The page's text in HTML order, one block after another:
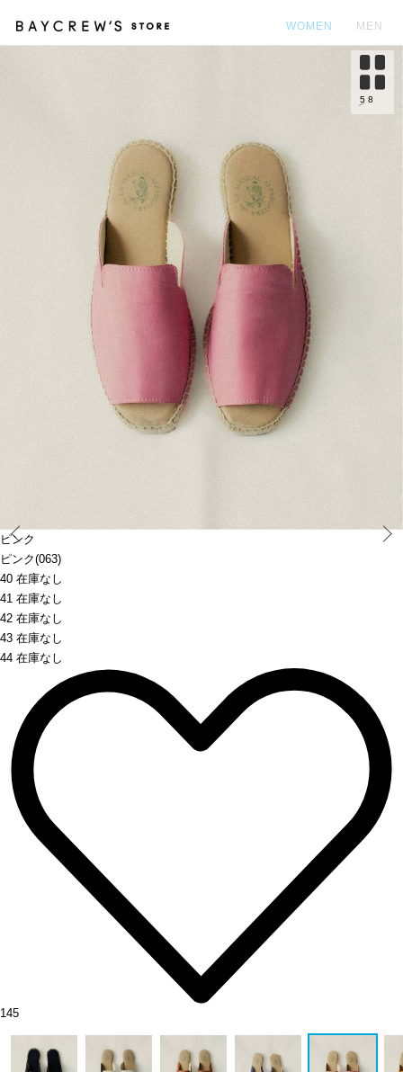
WOMEN MEN
ピンク
ピンク(063)
40 在庫なし
41 在庫なし
42 在庫なし
43 在庫なし
44 在庫なし
5 8
145